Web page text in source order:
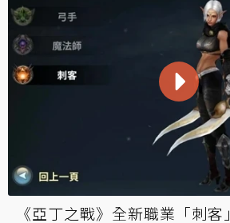
《亞丁之戰》全新職業「刺